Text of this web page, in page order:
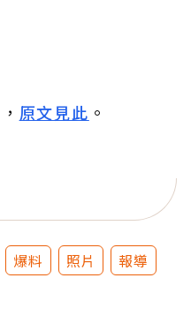
原文見此 。
爆料 照片
報導